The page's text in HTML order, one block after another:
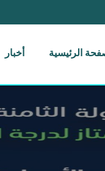
الرئيسية أخبار